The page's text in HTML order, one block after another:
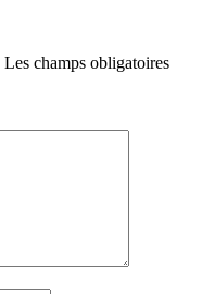
Les champs obligatoires